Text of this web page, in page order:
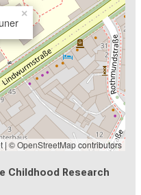
×
| ©OpenStreetMapcontributors
Childhood Research